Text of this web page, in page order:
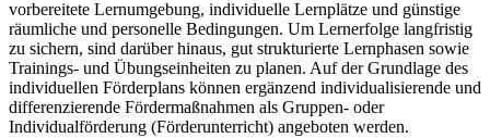
vorbereitete Lernumgebung, individuelle Lernplätze und günstige
räumliche und personelle Bedingungen. Um Lernerfolge langfristig
zu sichern, sind darüber hinaus, gut strukturierte Lernphasen sowie
Trainings- und Übungseinheiten zu planen. Auf der Grundlage des
individuellen Förderplans können ergänzend individualisierende und
differenzierende Fördermaßnahmen als Gruppen- oder
Individualförderung (Förderunterricht) angeboten werden.